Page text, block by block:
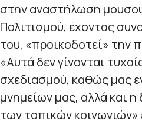
στην αναστήλωση
Πολιτισμού, έχοντας
του, «προικοδοτεί» την
«Αυτά δεν γίνονται
σχεδιασμού, καθώς μας
μνημείων μας, αλλά και
των τοπικών κοινωνιών»